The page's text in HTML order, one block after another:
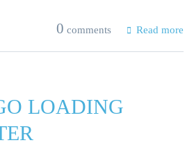
0 comments Read more
LOADING